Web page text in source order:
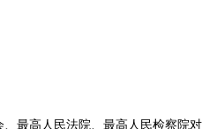
最高人民法院、最高人民检察院